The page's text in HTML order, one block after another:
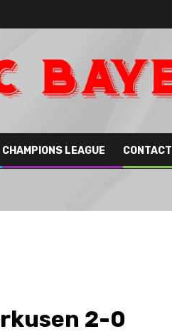
CHAMPIONS LEAGUE CONTACT
2-0